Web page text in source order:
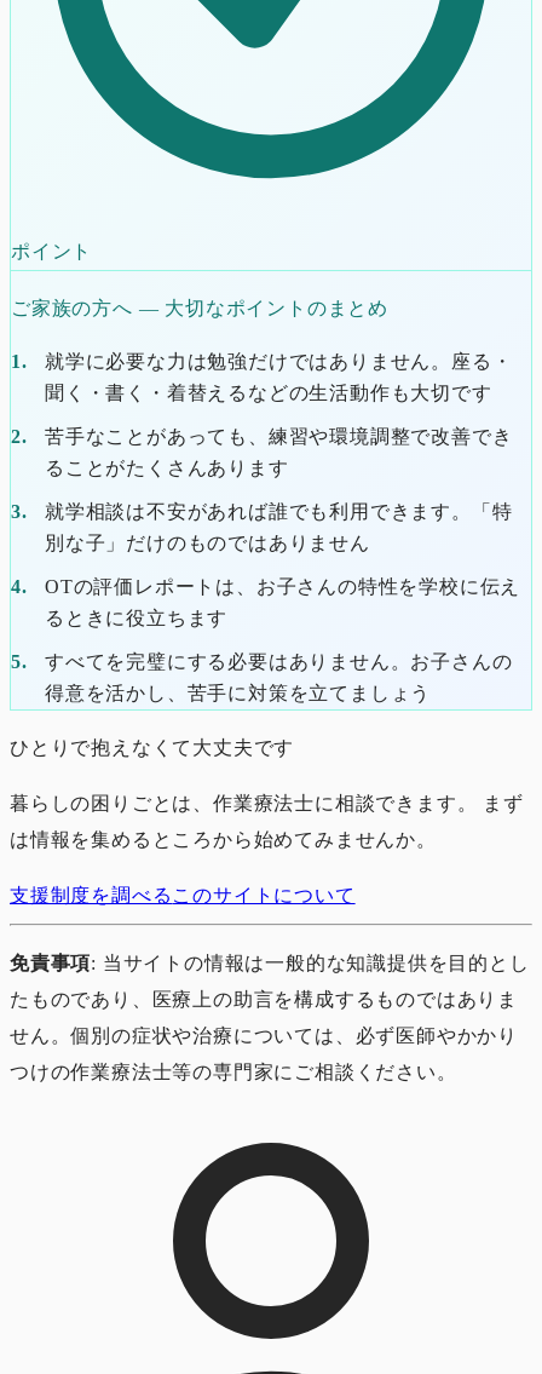
ポイント
ご家族の方へ ― 大切なポイントのまとめ
就学に必要な力は勉強だけではありません。座る・
聞く・書く・着替えるなどの生活動作も大切です
苦手なことがあっても、練習や環境調整で改善でき
ることがたくさんあります
就学相談は不安があれば誰でも利用できます。「特
別な子」だけのものではありません
OTの評価レポートは、お子さんの特性を学校に伝え
るときに役立ちます
すべてを完璧にする必要はありません。お子さんの
得意を活かし、苦手に対策を立てましょう
ひとりで抱えなくて大丈夫です
暮らしの困りごとは、作業療法士に相談できます。 まず
は情報を集めるところから始めてみませんか。
支援制度を調べる このサイトについて
免責事項: 当サイトの情報は一般的な知識提供を目的とし
たものであり、医療上の助言を構成するものではありま
せん。個別の症状や治療については、必ず医師やかかり
つけの作業療法士等の専門家にご相談ください。